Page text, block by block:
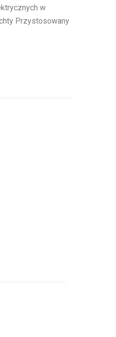
w
Przystosowany